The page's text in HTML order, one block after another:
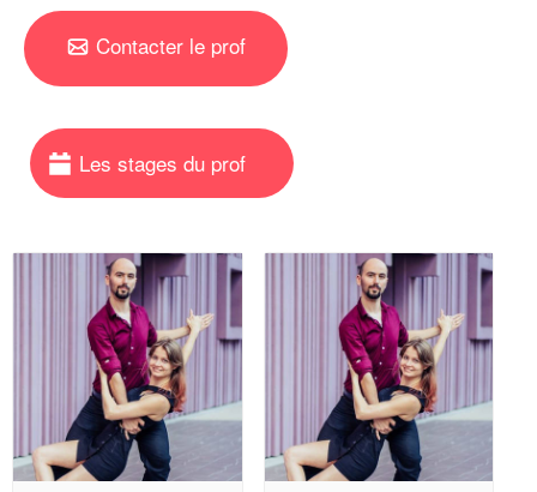
Contacter le prof